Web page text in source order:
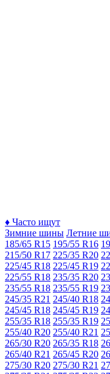
♦ Часто ищут
Зимние шины Летние
185/65 R15 195/55 R16
215/50 R17 225/35 R20
225/45 R18 225/45 R19
225/55 R18 235/35 R20
235/55 R18 235/55 R19
245/35 R21 245/40 R18
245/45 R18 245/45 R19
255/35 R18 255/35 R19
255/40 R20 255/40 R21
265/30 R20 265/35 R18
265/40 R21 265/45 R20
275/30 R20 275/30 R21